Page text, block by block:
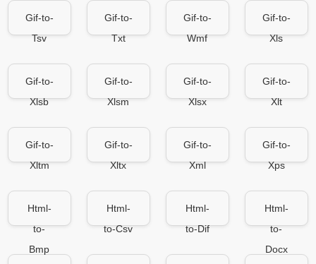
Gif-to-
Tsv
Gif-to-
Txt
Gif-to-
Wmf
Gif-to-
Xls
Gif-to-
Xlsb
Gif-to-
Xlsm
Gif-to-
Xlsx
Gif-to-
Xlt
Gif-to-
Xltm
Gif-to-
Xltx
Gif-to-
Xml
Gif-to-
Xps
Html-
to-
Bmp
Html-
to-Csv
Html-
to-Dif
Html-
to-
Docx